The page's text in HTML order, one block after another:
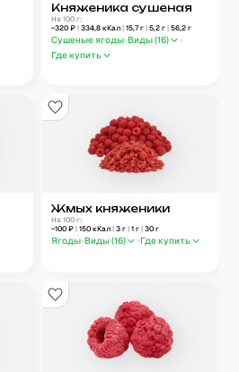
Княженика сушеная
На 100 г:
~320 ₽ | 334,8 кКал | 15,7г | 5,2 г | 56,2 г
Сушеные ягоды Виды (16)
Где купить
Жмых княженики
На 100 г:
~100 ₽ | 150 кКал | 3 г | 1 г | 30 г
Ягоды Виды (16) Где купить